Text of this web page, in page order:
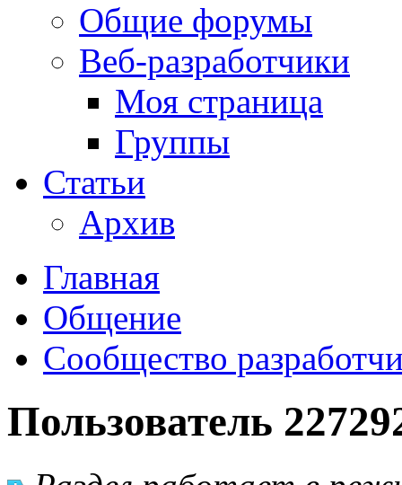
Общие форумы
Веб-разработчики
Моя страница
Группы
Статьи
Архив
Главная
Общение
Сообщество
Пользователь